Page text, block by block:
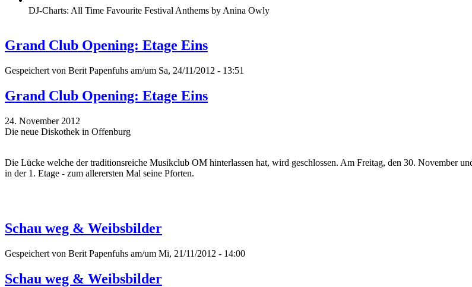
DJ-Charts: All Time Favourite Festival Anthems by Anina Owly
Grand Club Opening: Etage Eins
Gespeichert von Berit Papenfuhs am/um Sa, 24/11/2012 - 13:51
Grand Club Opening: Etage Eins
24. November 2012
Die neue Diskothek in Offenburg
Die Lücke welche der traditionsreiche Musikclub OM hinterlassen hat, wird geschlossen. Am Freitag, den 30. November
in der 1. Etage - zum allerersten Mal seine Pforten.
Schau weg & Weibsbilder
Gespeichert von Berit Papenfuhs am/um Mi, 21/11/2012 - 14:00
Schau weg & Weibsbilder